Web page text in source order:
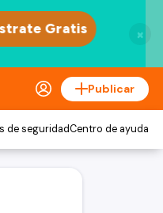
×
Publicar
de seguridadCentro de ayuda